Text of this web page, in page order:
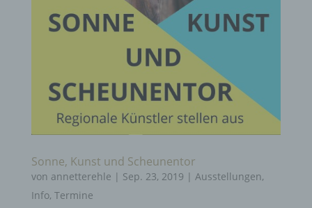
Sonne, Kunst und Scheunentor
von annetterehle | Sep. 23, 2019 | Ausstellungen,
Info, Termine